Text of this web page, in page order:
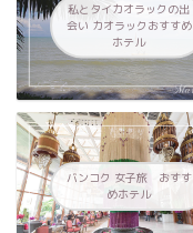
私とタイカオラックの出
会い カオラックおすすめ
ホテル
バンコク 女子旅 おすす
めホテル